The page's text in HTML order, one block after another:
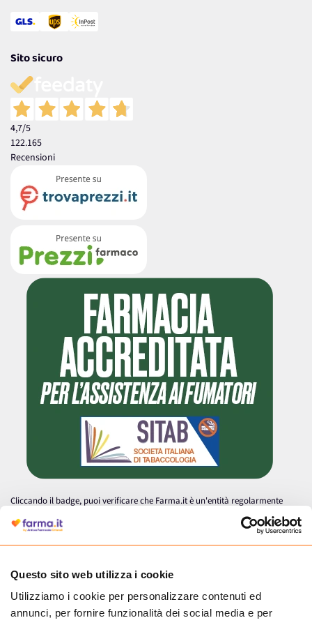
Questo sito web utilizza i cookie
Utilizziamo i cookie per personalizzare contenuti ed
annunci, per fornire funzionalità dei social media e per
Sito sicuro
4,7/5
122.165
Recensioni
Cliccando il badge, puoi verificare che Farma.it è un'entità regolarmente
autorizzata dal Ministero della Salute a effettuare la vendita online di
medicinali.